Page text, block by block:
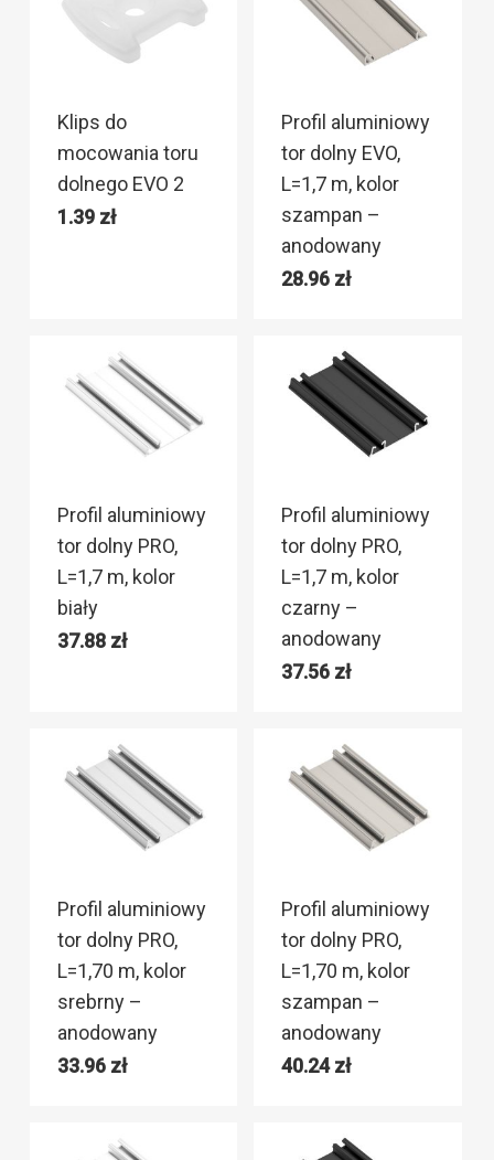
Klips do
mocowania toru
dolnego EVO 2
1.39 zł
Profil aluminiowy
tor dolny EVO,
L=1,7 m, kolor
szampan –
anodowany
28.96 zł
Profil aluminiowy
tor dolny PRO,
L=1,7 m, kolor
biały
37.88 zł
Profil aluminiowy
tor dolny PRO,
L=1,7 m, kolor
czarny –
anodowany
37.56 zł
Profil aluminiowy
tor dolny PRO,
L=1,70 m, kolor
srebrny –
anodowany
33.96 zł
Profil aluminiowy
tor dolny PRO,
L=1,70 m, kolor
szampan –
anodowany
40.24zł